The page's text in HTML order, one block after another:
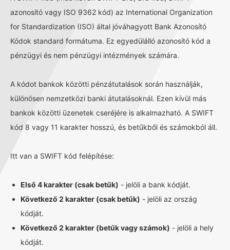
azonosító vagy ISO 9362 kód) az International Organization
for Standardization (ISO) által jóváhagyott Bank Azonosító
Kódok standard formátuma. Ez egyedülálló azonosító kód a
pénzügyi és nem pénzügyi intézmények számára.
A kódot bankok közötti pénzátutalások során használják,
különösen nemzetközi banki átutalásoknál. Ezen kívül más
bankok közötti üzenetek cseréjére is alkalmazható. A SWIFT
kód 8 vagy 11 karakter hosszú, és betűkből és számokból áll.
Itt van a SWIFT kód felépítése:
Első 4 karakter (csak betűk) - jelöli a bank kódját.
Következő 2 karakter (csak betűk) - jelöli az ország
kódját.
Következő 2 karakter (betűk vagy számok) - jelöli a hely
kódját.